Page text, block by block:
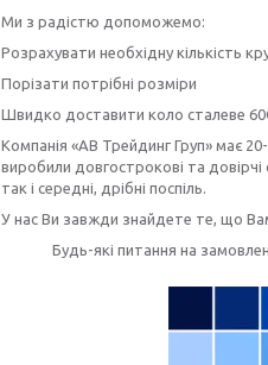
Ми з радістю допоможемо:
Розрахувати необхідну кількість
Порізати потрібні розміри
Швидко доставити коло сталеве
Компанія «АВ Трейдинг Груп» має
виробили довгострокові та довірчі
так і середні, дрібні поспіль.
У нас Ви завжди знайдете те, що
Будь-які питання на